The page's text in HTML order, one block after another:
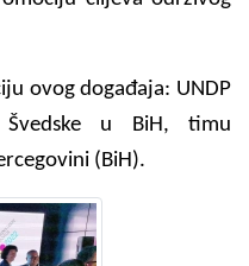
ovog događaja: UNDP
Švedske u BiH, timu
(BiH).